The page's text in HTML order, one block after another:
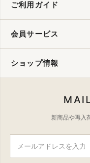
ご利用ガイド
会員サービス
ショップ情報
新商品や再入